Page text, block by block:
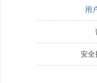
用
安全